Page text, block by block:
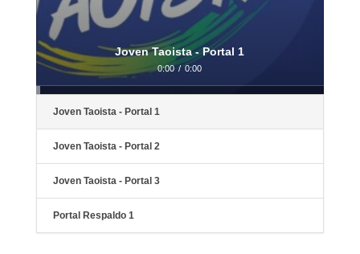
Joven Taoista - Portal 1
0:00 / 0:00
Joven Taoista - Portal 1
Joven Taoista - Portal 2
Joven Taoista - Portal 3
Portal Respaldo 1